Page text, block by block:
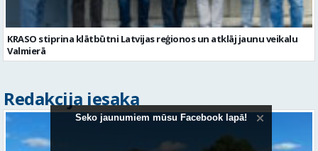
Redakcija iesaka
Seko jaunumiem mūsu Facebook lapā!